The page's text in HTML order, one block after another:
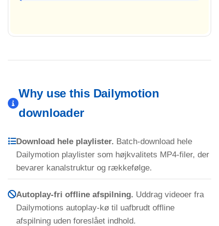
Why use this Dailymotion
downloader
Download hele playlister. Batch-download hele
Dailymotion playlister som højkvalitets MP4-filer, der
bevarer kanalstruktur og rækkefølge.
Autoplay-fri offline afspilning. Uddrag videoer fra
Dailymotions autoplay-kø til uafbrudt offline
afspilning uden foreslået indhold.